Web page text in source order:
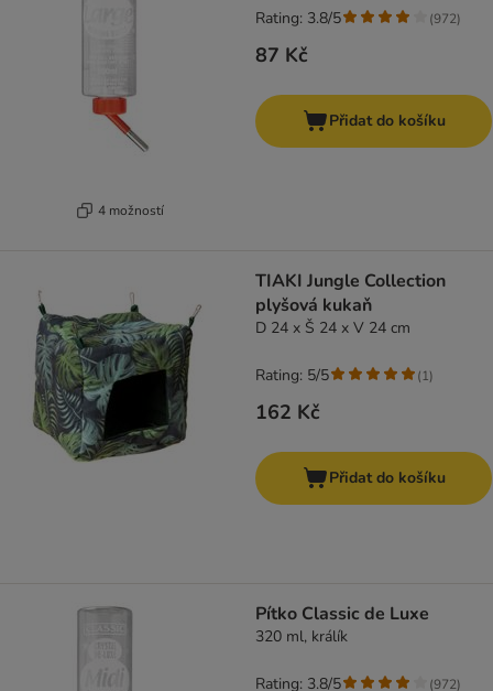
4 možností
87 Kč
Rating: 3.8/5 (972)
Přidat do košíku
TIAKI Jungle Collection
plyšová kukaň
D 24 x Š 24 x V 24 cm
162 Kč
Rating: 5/5 (1)
Přidat do košíku
Pítko Classic de Luxe
320 ml, králík
Rating: 3.8/5 (972)